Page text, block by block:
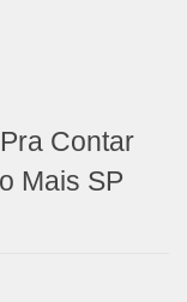
Contar
Mais SP